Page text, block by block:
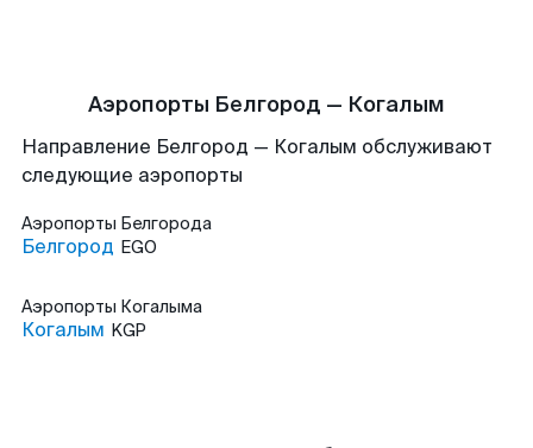
Аэропорты Белгород — Когалым
Направление Белгород — Когалым обслуживают
следующие аэропорты
Аэропорты Белгорода
Белгород EGO
Аэропорты Когалыма
Когалым KGP